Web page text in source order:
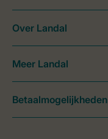
Over Landal
Meer Landal
Betaalmogelijkheden